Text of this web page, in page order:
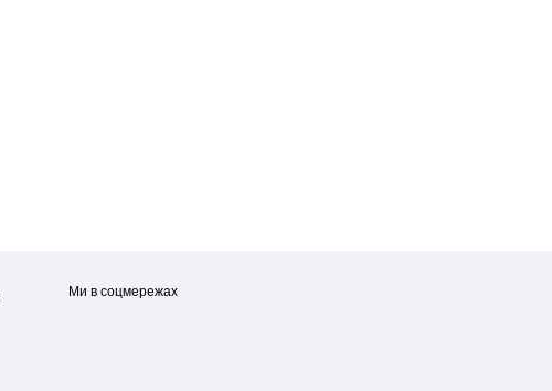
Ми в соцмережах